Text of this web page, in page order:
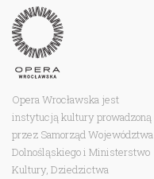
Opera Wrocławska jest
instytucją kultury prowadzoną
przez Samorząd Województwa
Dolnośląskiego i Ministerstwo
Kultury, Dziedzictwa